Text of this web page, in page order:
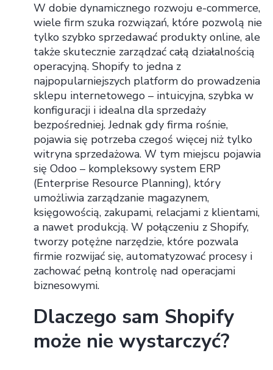
W dobie dynamicznego rozwoju e-commerce,
wiele firm szuka rozwiązań, które pozwolą nie
tylko szybko sprzedawać produkty online, ale
także skutecznie zarządzać całą działalnością
operacyjną. Shopify to jedna z
najpopularniejszych platform do prowadzenia
sklepu internetowego – intuicyjna, szybka w
konfiguracji i idealna dla sprzedaży
bezpośredniej. Jednak gdy firma rośnie,
pojawia się potrzeba czegoś więcej niż tylko
witryna sprzedażowa. W tym miejscu pojawia
się Odoo – kompleksowy system ERP
(Enterprise Resource Planning), który
umożliwia zarządzanie magazynem,
księgowością, zakupami, relacjami z klientami,
a nawet produkcją. W połączeniu z Shopify,
tworzy potężne narzędzie, które pozwala
firmie rozwijać się, automatyzować procesy i
zachować pełną kontrolę nad operacjami
biznesowymi.
Dlaczego sam Shopify
może nie wystarczyć?